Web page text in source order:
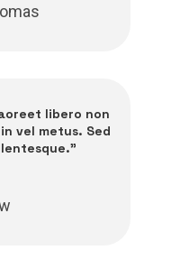
libero non
vel metus. Sed